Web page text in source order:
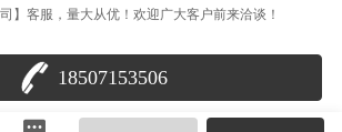
】客服，量大从优！欢迎广大客户前来洽谈！
18507153506